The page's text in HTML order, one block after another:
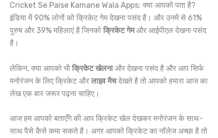
Cricket Se Paise Kamane Wala Apps: क्या आपको पता है?
इंडिया में 90% लोगों को क्रिकेट गेम देखना पसंद है। और उनमें से 61%
पुरुष और 39% महिलाएं है जिनको क्रिकेट गेमऔर आईपीएल देखना पसंद
है।
लेकिन, क्या आपको भी क्रिकेट खेलनाऔर देखना पसंद है और आप सिर्फ
मनोरंजन के लिए क्रिकेट और लाइव मैचदेखते है तो आपको हमारा आज का
लेख एक बार जरूर पढ़ना चाहिए।
आज हम आपको बताएँगे की आप क्रिकेट खेल देखकर मनोरंजन के साथ-
साथ पैसे कैसे कमा सकते है। अगर आपको क्रिकेट का नॉलेज अच्छा है तो